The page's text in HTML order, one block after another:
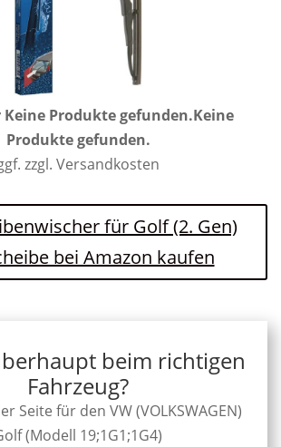
Keine Produkte gefunden.Keine
Produkte gefunden.
zzgl. Versandkosten
für Golf (2. Gen)
bei Amazon kaufen
beim richtigen
Fahrzeug?
Seite für den VW (VOLKSWAGEN)
(Modell 19;1G1;1G4)